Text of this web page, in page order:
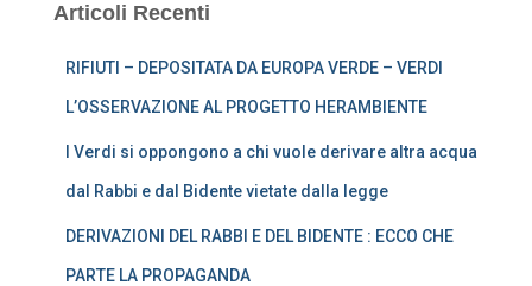
Articoli Recenti
RIFIUTI – DEPOSITATA DA EUROPA VERDE – VERDI
L’OSSERVAZIONE AL PROGETTO HERAMBIENTE
I Verdi si oppongono a chi vuole derivare altra acqua
dal Rabbi e dal Bidente vietate dalla legge
DERIVAZIONI DEL RABBI E DEL BIDENTE : ECCO CHE
PARTE LA PROPAGANDA